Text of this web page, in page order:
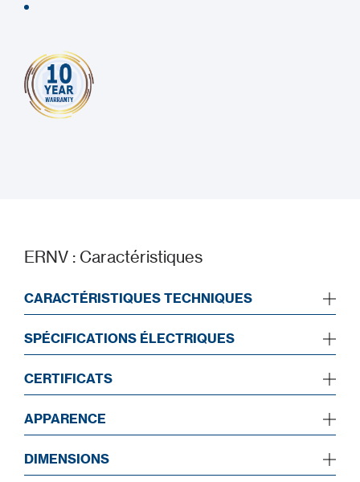
ERNV : Caractéristiques
CARACTÉRISTIQUES TECHNIQUES
SPÉCIFICATIONS ÉLECTRIQUES
CERTIFICATS
APPARENCE
DIMENSIONS